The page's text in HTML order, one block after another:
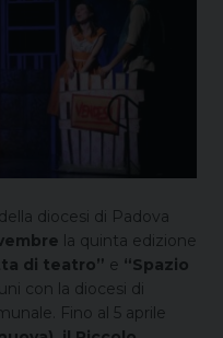
diocesi di Padova
la quinta edizione
di teatro” e “Spazio
con la diocesi di
Fino al 5 aprile